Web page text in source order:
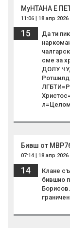
МуНТАНА E
11:06 | 18 апр 2026
15
Да ти
сме за
ДОЛУ
Бивш от
07:14 | 18 апр 2026
14
Клане
бившио